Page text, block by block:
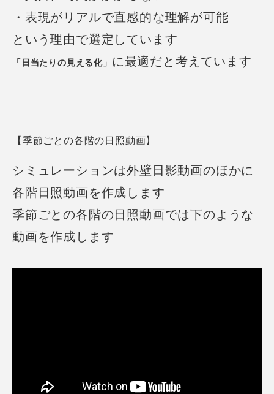
・表現がリアルで直感的な理解が可能
という理由で選定しています
「日当たりの見える化」 に最適だと考えています
【季節ごとの各階の日照動画】
シミュレーションは外壁日影動画のほかに
各階日照動画を作成します
季節ごとの各階の日照動画では下のような
動画を作成します